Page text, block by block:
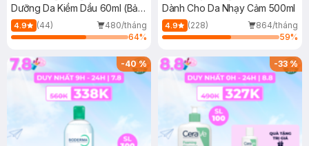
Dưỡng Da Kiềm Dầu 60ml (Bản
Mới)
4.9 (44)
480/tháng
64%
Dành Cho Da Nhạy Cảm 500ml
4.9 (228)
864/tháng
59%
-40% -33%